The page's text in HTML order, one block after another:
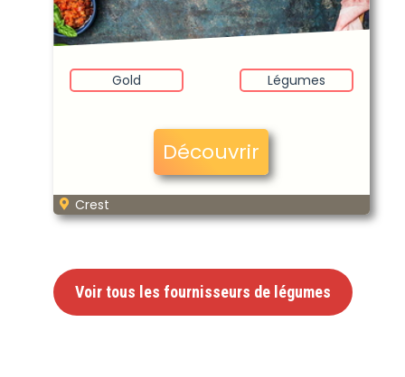
Gold Légumes
Découvrir
Crest
Voir tous les fournisseurs de légumes